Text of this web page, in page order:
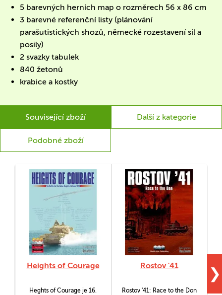
5 barevných herních map o rozměrech 56 x 86 cm
3 barevné referenční listy (plánování
parašutistických shozů, německé rozestavení sil a
posily)
2 svazky tabulek
840 žetonů
krabice a kostky
Související zboží Další z kategorie
Podobné zboží
Heights of Courage
Heghts of Courage je 16.
Rostov '41
Rostov '41: Race to the Don
❯